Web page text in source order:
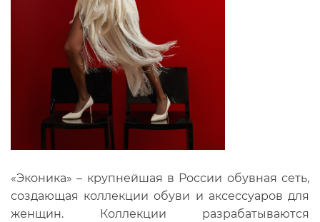
«Эконика» – крупнейшая в России обувная сеть,
создающая коллекции обуви и аксессуаров для
женщин. Коллекции разрабатываются